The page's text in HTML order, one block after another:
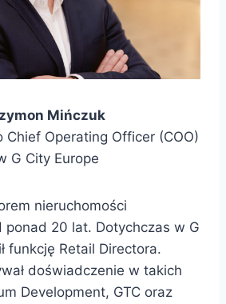
Mińczuk
Chief Operating Officer (COO)
G City Europe
nieruchomości
ponad 20 lat. Dotychczas w G
funkcję Retail Directora.
doświadczenie w takich
Development, GTC oraz